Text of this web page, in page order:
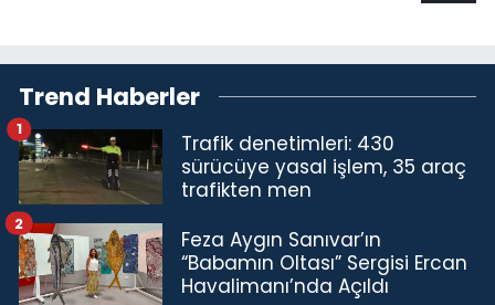
Trend Haberler
Trafik denetimleri: 430
sürücüye yasal işlem, 35 araç
trafikten men
1
Feza Aygın Sanıvar’ın
“Babamın Oltası” Sergisi Ercan
Havalimanı’nda Açıldı
2